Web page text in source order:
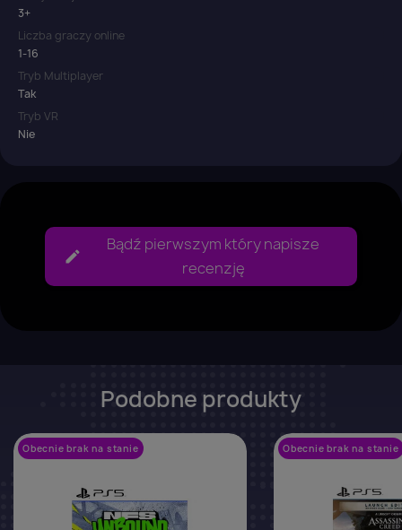
3+
Liczba graczy online
1-16
Tryb Multiplayer
Tak
Tryb VR
Nie
Bądź pierwszym który napisze
recenzję
Podobne produkty
Obecnie brak na stanie Obecnie brak na stanie